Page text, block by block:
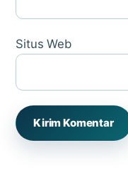
Situs Web